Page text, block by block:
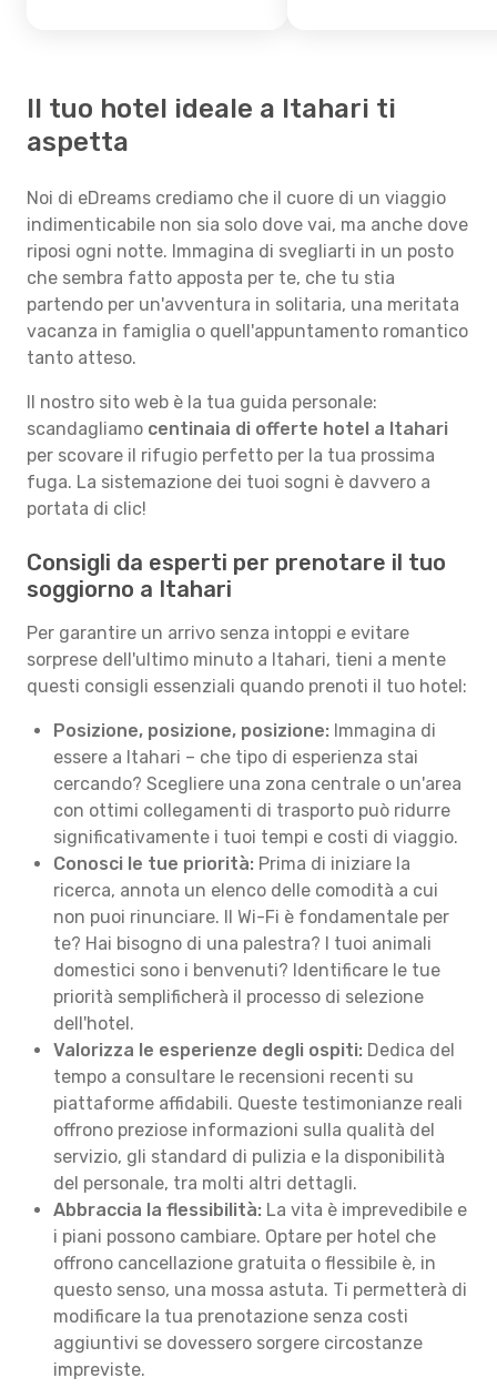
Il tuo hotel ideale a Itahari ti
aspetta
Noi di eDreams crediamo che il cuore di un viaggio
indimenticabile non sia solo dove vai, ma anche dove
riposi ogni notte. Immagina di svegliarti in un posto
che sembra fatto apposta per te, che tu stia
partendo per un'avventura in solitaria, una meritata
vacanza in famiglia o quell'appuntamento romantico
tanto atteso.
Il nostro sito web è la tua guida personale:
scandagliamo centinaia di offerte hotel a Itahari
per scovare il rifugio perfetto per la tua prossima
fuga. La sistemazione dei tuoi sogni è davvero a
portata di clic!
Consigli da esperti per prenotare il tuo
soggiorno a Itahari
Per garantire un arrivo senza intoppi e evitare
sorprese dell'ultimo minuto a Itahari, tieni a mente
questi consigli essenziali quando prenoti il tuo hotel:
Posizione, posizione, posizione: Immagina di
essere a Itahari – che tipo di esperienza stai
cercando? Scegliere una zona centrale o un'area
con ottimi collegamenti di trasporto può ridurre
significativamente i tuoi tempi e costi di viaggio.
Conosci le tue priorità: Prima di iniziare la
ricerca, annota un elenco delle comodità a cui
non puoi rinunciare. Il Wi-Fi è fondamentale per
te? Hai bisogno di una palestra? I tuoi animali
domestici sono i benvenuti? Identificare le tue
priorità semplificherà il processo di selezione
dell'hotel.
Valorizza le esperienze degli ospiti: Dedica del
tempo a consultare le recensioni recenti su
piattaforme affidabili. Queste testimonianze reali
offrono preziose informazioni sulla qualità del
servizio, gli standard di pulizia e la disponibilità
del personale, tra molti altri dettagli.
Abbraccia la flessibilità: La vita è imprevedibile e
i piani possono cambiare. Optare per hotel che
offrono cancellazione gratuita o flessibile è, in
questo senso, una mossa astuta. Ti permetterà di
modificare la tua prenotazione senza costi
aggiuntivi se dovessero sorgere circostanze
impreviste.